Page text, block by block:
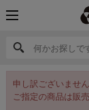
何かお探しで
何かお探しで
申し訳ございません
ご指定の商品は販